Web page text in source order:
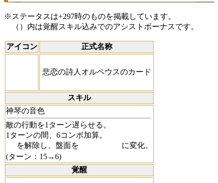
※ステータスは+297時のものを掲載しています。
（）内は覚醒スキル込みでのアシストボーナスです。
アイコン 正式名称
悲恋の詩人オルペウスのカード
スキル
神琴の音色
敵の行動を1ターン遅らせる。
1ターンの間、6コンボ加算。
を解除し、盤面を
に変化。
(ターン：15→6)
覚醒